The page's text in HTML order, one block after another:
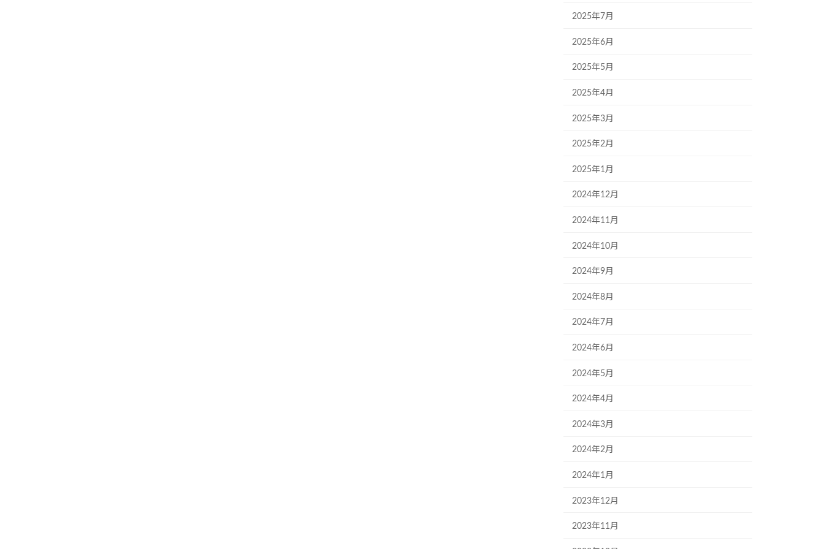
2025年7月
2025年6月
2025年5月
2025年4月
2025年3月
2025年2月
2025年1月
2024年12月
2024年11月
2024年10月
2024年9月
2024年8月
2024年7月
2024年6月
2024年5月
2024年4月
2024年3月
2024年2月
2024年1月
2023年12月
2023年11月